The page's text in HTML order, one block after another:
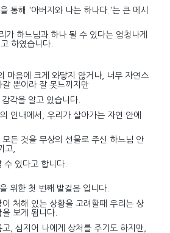
통해 '아버지와 나는 하나다.'는 큰 메시
가 하느님과 하나 될 수 있다는 엄청나게
하였습니다.
마음에 크게 와닿지 않거나, 너무 자연스
뿐이라 잘 못느끼지만
각을 알고 있습니다.
인내에서, 우리가 살아가는 자연 안에
든 것을 무상의 선물로 주신 하느님 안
고,
있다고 합니다.
위한 첫 번째 발걸음 입니다.
이 처해 있는 상황을 고려할때 우리는 상
보게 됩니다.
, 심지어 나에게 상처를 주기도 하지만,